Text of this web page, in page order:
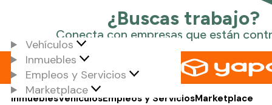
Vehículos
Inmuebles
Empleos y Servicios
Marketplace
Vehículos
Inmuebles Empleos y ServiciosMarketplace